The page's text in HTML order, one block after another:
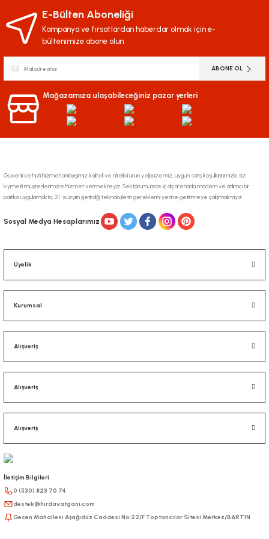
Ürün resmi kalitesiz, bozuk veya görüntülenemiyor.
Ürün açıklamasında eksik bilgiler bulunuyor.
Ürün bilgilerinde hatalar bulunuyor.
E-Bülten Aboneliği
Kampanya ve fırsatlardan haberdar olmak için e-
bültenimize abone olun
ABONE OL
Mağazamıza ulaşabileceğiniz pazar yerleri
Güvenli ve hızlı hizmet anlayışımız kaliteli ve nitelikli ürün yelpazemiz, uygun satış koşullarınmızla siz
kıymetli müşterilerimize hizmet vermekteyiz. Sektörümüzde iç dış arenada modern ve atılımcı bir
politika uygulamakta, 21. yüzyılın getirdiği teknolojilerin gereklerini yerine getirmeye çalışmaktayız.
Sosyal Medya Hesaplarımız
Üyelik
Kurumsal
Alışveriş
Alışveriş
Alışveriş
İletişim Bilgileri
0 (530) 823 70 74
destek@hirdavatgani.com
Gecen Mahallesi Aşağıdüz Caddesi No:22/F Toptancılar Sitesi Merkez/BARTIN